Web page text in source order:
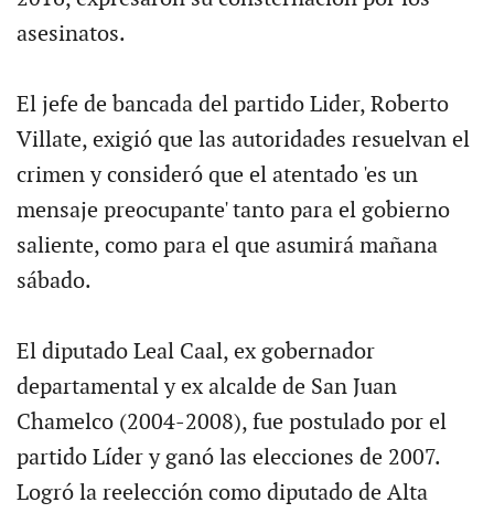
asesinatos.
El jefe de bancada del partido Lider, Roberto
Villate, exigió que las autoridades resuelvan el
crimen y consideró que el atentado 'es un
mensaje preocupante' tanto para el gobierno
saliente, como para el que asumirá mañana
sábado.
El diputado Leal Caal, ex gobernador
departamental y ex alcalde de San Juan
Chamelco (2004-2008), fue postulado por el
partido Líder y ganó las elecciones de 2007.
Logró la reelección como diputado de Alta